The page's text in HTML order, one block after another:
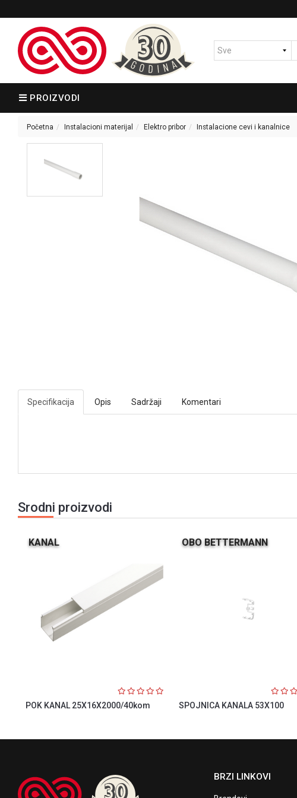
PROIZVODI
Početna Instalacioni materijal Elektro pribor Instalacione cevi i kanalnice
Specifikacija Opis Sadržaji Komentari
Srodni proizvodi
KANAL
POK KANAL 25X16X2000/40kom
OBO BETTERMANN
SPOJNICA KANALA 53X100
BRZI LINKOVI